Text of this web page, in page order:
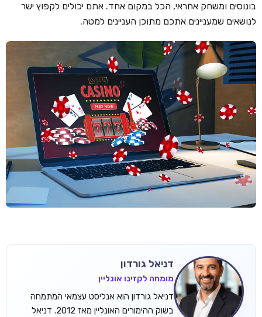
בונוסים ומשחק אחראי, הכל במקום אחד. אתם יכולים לקפוץ ישר
לנושאים שמעניינים אתכם מתוכן העניינים למטה.
דניאל גורדון
מומחה לקזינו אונליין
דניאל גורדון הוא אנליסט עצמאי המתמחה
בשוק ההימורים האונליין מאז 2012. דניאל